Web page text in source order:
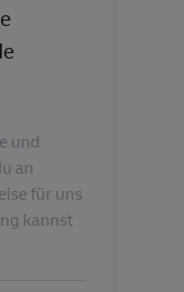
und
an
für uns
kannst